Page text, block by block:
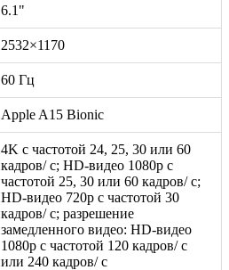
6.1"
2532×1170
60 Гц
Apple A15 Bionic
4K с частотой 24, 25, 30 или 60
кадров/ с; HD-видео 1080p с
частотой 25, 30 или 60 кадров/ с;
HD-видео 720p с частотой 30
кадров/ с; разрешение
замедленного видео: HD-видео
1080р c частотой 120 кадров/ с
или 240 кадров/ с